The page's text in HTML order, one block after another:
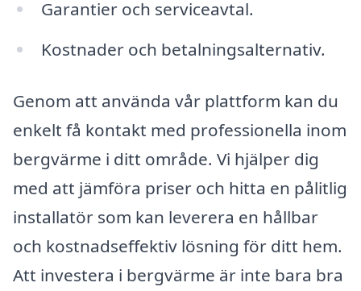
Garantier och serviceavtal.
Kostnader och betalningsalternativ.
Genom att använda vår plattform kan du
enkelt få kontakt med professionella inom
bergvärme i ditt område. Vi hjälper dig
med att jämföra priser och hitta en pålitlig
installatör som kan leverera en hållbar
och kostnadseffektiv lösning för ditt hem.
Att investera i bergvärme är inte bara bra